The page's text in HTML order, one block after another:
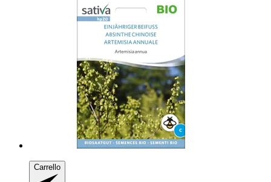
Carrello